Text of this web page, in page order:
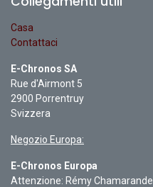
Casa
Contattaci
E-Chronos SA
Rue d'Airmont 5
2900 Porrentruy
Svizzera
Negozio Europa:
E-Chronos Europa
Attenzione: Rémy Chamarande